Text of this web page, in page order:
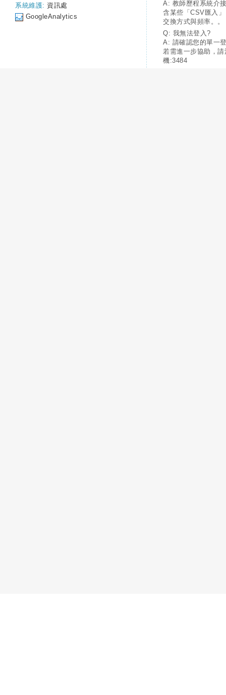
系統維護: 資訊處
GoogleAnalytics
A: 教師歷程系統介
含某些「CSV匯入
交換方式與頻率。。
Q: 我無法登入?
A: 請確認您的單一
若需進一步協助，
機:3484